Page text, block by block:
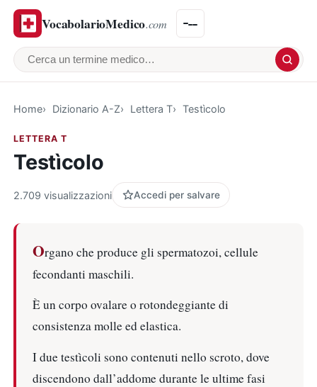
VocabolarioMedico.com
Cerca un termine medico
Home Dizionario A-Z Lettera T Testìcolo
LETTERA T
Testìcolo
2.709 visualizzazioni Accedi per salvare
Organo che produce gli spermatozoi, cellule
fecondanti maschili.
È un corpo ovalare o rotondeggiante di
consistenza molle ed elastica.
I due testìcoli sono contenuti nello scroto, dove
discendono dall’addome durante le ultime fasi